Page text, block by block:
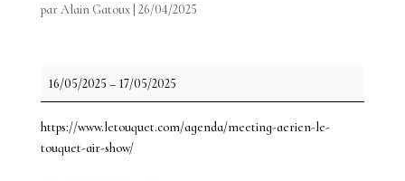
parAlain Gatoux| 26/04/2025
Meeting
touquet.
https://www.letouquet.com/agenda/meeting-
16/05/2025 – 17/05/2025
https://www.letouquet.com/agenda/meeting-aerien-le-
touquet-air-show/